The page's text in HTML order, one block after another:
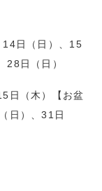
日（日）、15
28日（日）
日（木）【お盆
日）、31日